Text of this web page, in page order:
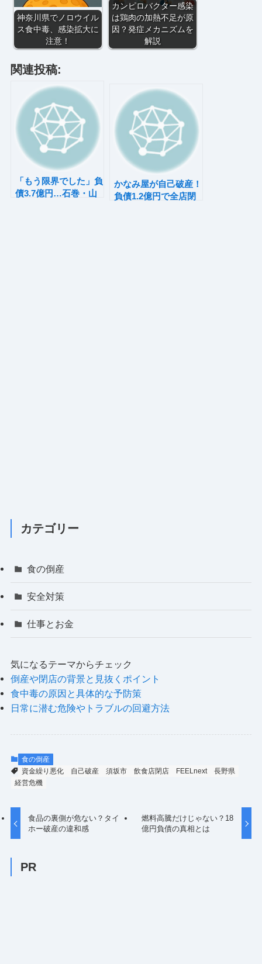
神奈川県でノロウイル
ス食中毒、感染拡大に
注意！
カンピロバクター感染
は鶏肉の加熱不足が原
因？発症メカニズムを
解説
関連投稿:
「もう限界でした」負
債3.7億円…石巻・山
かなみ屋が自己破産！
負債1.2億円で全店閉
カテゴリー
食の倒産
安全対策
仕事とお金
気になるテーマからチェック
倒産や閉店の背景と見抜くポイント
食中毒の原因と具体的な予防策
日常に潜む危険やトラブルの回避方法
食の倒産
資金繰り悪化
自己破産 須坂市 飲食店閉店 FEELnext
長野県
経営危機
食品の裏側が危ない？タイ
ホー破産の違和感
燃料高騰だけじゃない？18
億円負債の真相とは
PR